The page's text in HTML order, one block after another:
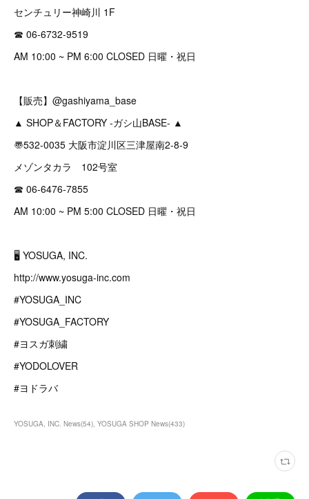
センチュリー神崎川 1F
☎︎ 06-6732-9519
AM 10:00 ~ PM 6:00 CLOSED 日曜・祝日
【販売】@gashiyama_base
▲ SHOP＆FACTORY -ガシ山BASE- ▲
〠532-0035 大阪市淀川区三津屋南2-8-9
メゾンタカラ 102号室
☎︎ 06-6476-7855
AM 10:00 ~ PM 5:00 CLOSED 日曜・祝日
🖥 YOSUGA, INC.
http://www.yosuga-inc.com
#YOSUGA_INC
#YOSUGA_FACTORY
#ヨスガ刺繍
#YODOLOVER
#ヨドラバ
YOSUGA, INC. News(54) YOSUGA SHOP News(433)